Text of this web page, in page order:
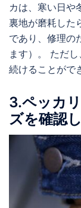
カは、寒い日や
裏地が磨耗した
であり、修理の
ます）。 ただ
続けることがで
3.ペッカ
ズを確認